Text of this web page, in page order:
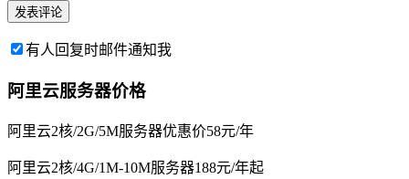
有人回复时邮件通知我
阿里云服务器价格
阿里云2核/2G/5M服务器优惠价58元/年
阿里云2核/4G/1M-10M服务器188元/年起